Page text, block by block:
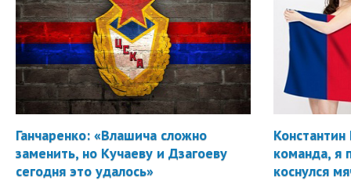
Ганчаренко: «Влашича сложно
заменить, но Кучаеву и Дзагоеву
сегодня это удалось»
Константин
команда, я
коснулся